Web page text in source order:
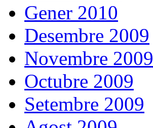
Gener 2010
Desembre 2009
Novembre 2009
Octubre 2009
Setembre 2009